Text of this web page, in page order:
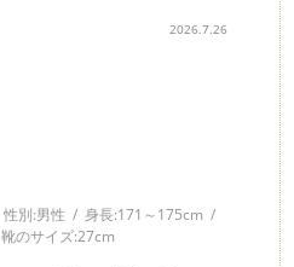
2026.7.26
性別:男性 身長:171～175cm
靴のサイズ:27cm